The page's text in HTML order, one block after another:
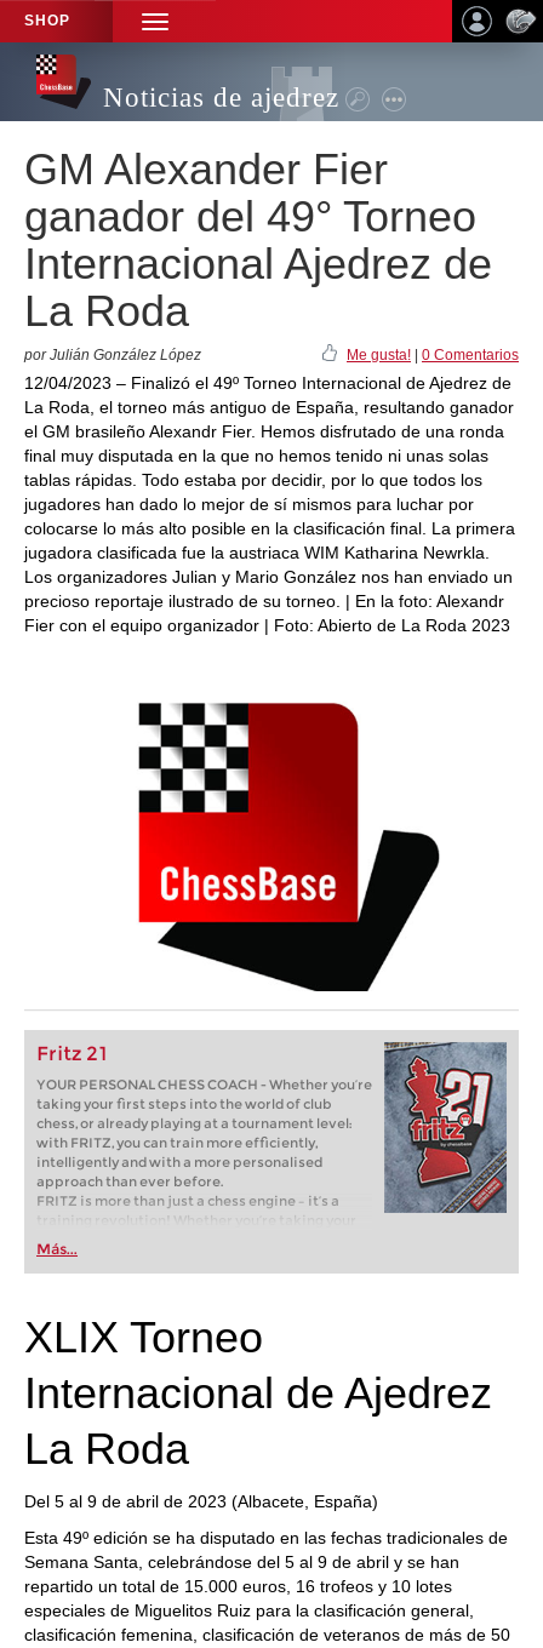
SHOP
TOGGLE
NAVIGATION
Noticias de ajedrez
GM Alexander Fier
ganador del 49° Torneo
Internacional Ajedrez de
La Roda
por Julián González López Me gusta! 0 Comentarios
12/04/2023 – Finalizó el 49º Torneo Internacional de Ajedrez de
La Roda, el torneo más antiguo de España, resultando ganador
el GM brasileño Alexandr Fier. Hemos disfrutado de una ronda
final muy disputada en la que no hemos tenido ni unas solas
tablas rápidas. Todo estaba por decidir, por lo que todos los
jugadores han dado lo mejor de sí mismos para luchar por
colocarse lo más alto posible en la clasificación final. La primera
jugadora clasificada fue la austriaca WIM Katharina Newrkla.
Los organizadores Julian y Mario González nos han enviado un
precioso reportaje ilustrado de su torneo. | En la foto: Alexandr
Fier con el equipo organizador | Foto: Abierto de La Roda 2023
Fritz 21
YOUR PERSONAL CHESS COACH - Whether you’re
taking your first steps into the world of club
chess, or already playing at a tournament level:
with FRITZ, you can train more efficiently,
intelligently and with a more personalised
approach than ever before.
FRITZ is more than just a chess engine – it’s a
training revolution! Whether you’re taking your
first steps into the world of club chess, or already
playing at a tournament level: with FRITZ, you can
train more efficiently, intelligently and with a
Más...
XLIX Torneo
Internacional de Ajedrez
La Roda
Del 5 al 9 de abril de 2023 (Albacete, España)
Esta 49º edición se ha disputado en las fechas tradicionales de
Semana Santa, celebrándose del 5 al 9 de abril y se han
repartido un total de 15.000 euros, 16 trofeos y 10 lotes
especiales de Miguelitos Ruiz para la clasificación general,
clasificación femenina, clasificación de veteranos de más de 50